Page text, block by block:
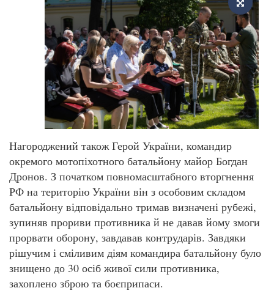
Нагороджений також Герой України, командир
окремого мотопіхотного батальйону майор Богдан
Дронов. З початком повномасштабного вторгнення
РФ на територію України він з особовим складом
батальйону відповідально тримав визначені рубежі,
зупиняв прориви противника й не давав йому змоги
прорвати оборону, завдавав контрударів. Завдяки
рішучим і сміливим діям командира батальйону було
знищено до 30 осіб живої сили противника,
захоплено зброю та боєприпаси.